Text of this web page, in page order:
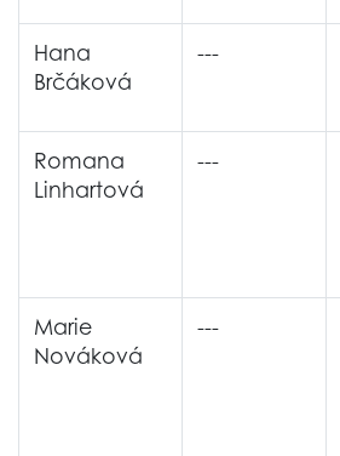
Hana
Brčáková
---
Romana
Linhartová
---
Marie
Nováková
---